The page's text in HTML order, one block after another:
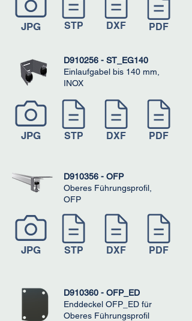
JPG STP DXF PDF
D910256 - ST_EG140
Einlaufgabel bis 140 mm,
INOX
JPG STP DXF PDF
D910356 - OFP
Oberes Führungsprofil,
OFP
JPG STP DXF PDF
D910360 - OFP_ED
Enddeckel OFP_ED für
Oberes Führungsprofil